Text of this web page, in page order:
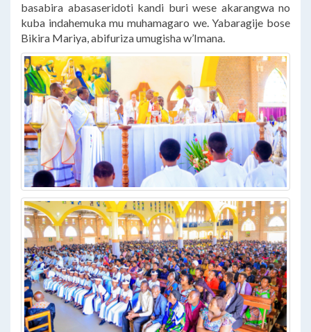
basabira abasaseridoti kandi buri wese akarangwa no
kuba indahemuka mu muhamagaro we. Yabaragije bose
Bikira Mariya, abifuriza umugisha w’Imana.